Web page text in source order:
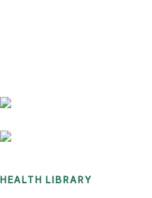
HEALTH LIBRARY